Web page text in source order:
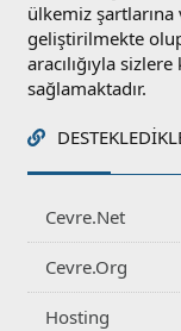
ülkemiz şartlarına
geliştirilmekte
aracılığıyla
sağlamaktadır.
Cevre.Net
Cevre.Org
Hosting